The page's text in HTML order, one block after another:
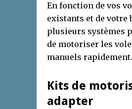
En fonction de vos
existants et de votre
plusieurs systèmes
de motoriser les
manuels rapidement.
Kits de
adapter